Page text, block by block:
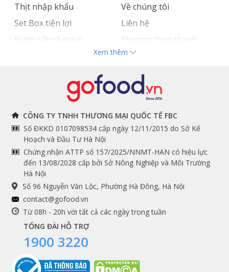
Thịt nhập khẩu
Set Box tiện lợi
Nước sốt và gia vị
Về chúng tôi
Liên hệ
Phương thức thanh
toán
Tuyển dụng
THÔNG TIN
Chính sách và quy định
chung
Hướng dẫn đặt hàng
Cam kết chất lượng
THEO DÕI NGAY
Facebook
Instagram
Youtube
Tiktok
Shopee
DỊCH VỤ
Xem thêm
CÔNG TY TNHH THƯƠNG MẠI QUỐC TẾ FBC
Số ĐKKD 0107098534 cấp ngày 12/11/2015 do Sở Kế
Hoạch và Đầu Tư Hà Nội
Chứng nhận ATTP số 157/2025/NNMT-HAN có hiệu lực
đến 13/08/2028 cấp bởi Sở Nông Nghiệp và Môi Trường
Hà Nội
Số 96 Nguyễn Văn Lộc, Phường Hà Đông, Hà Nội
contact@gofood.vn
Từ 08h - 20h với tất cả các ngày trong tuần
TỔNG ĐÀI HỖ TRỢ
1900 3220